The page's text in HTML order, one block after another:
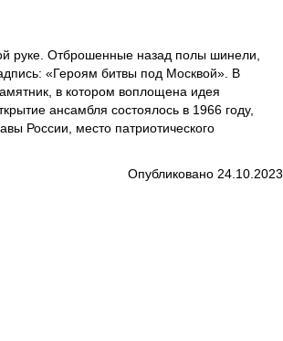
руке. Отброшенные назад полы шинели,
«Героям битвы под Москвой». В
в котором воплощена идея
ансамбля состоялось в 1966 году,
России, место патриотического
Опубликовано 24.10.2023